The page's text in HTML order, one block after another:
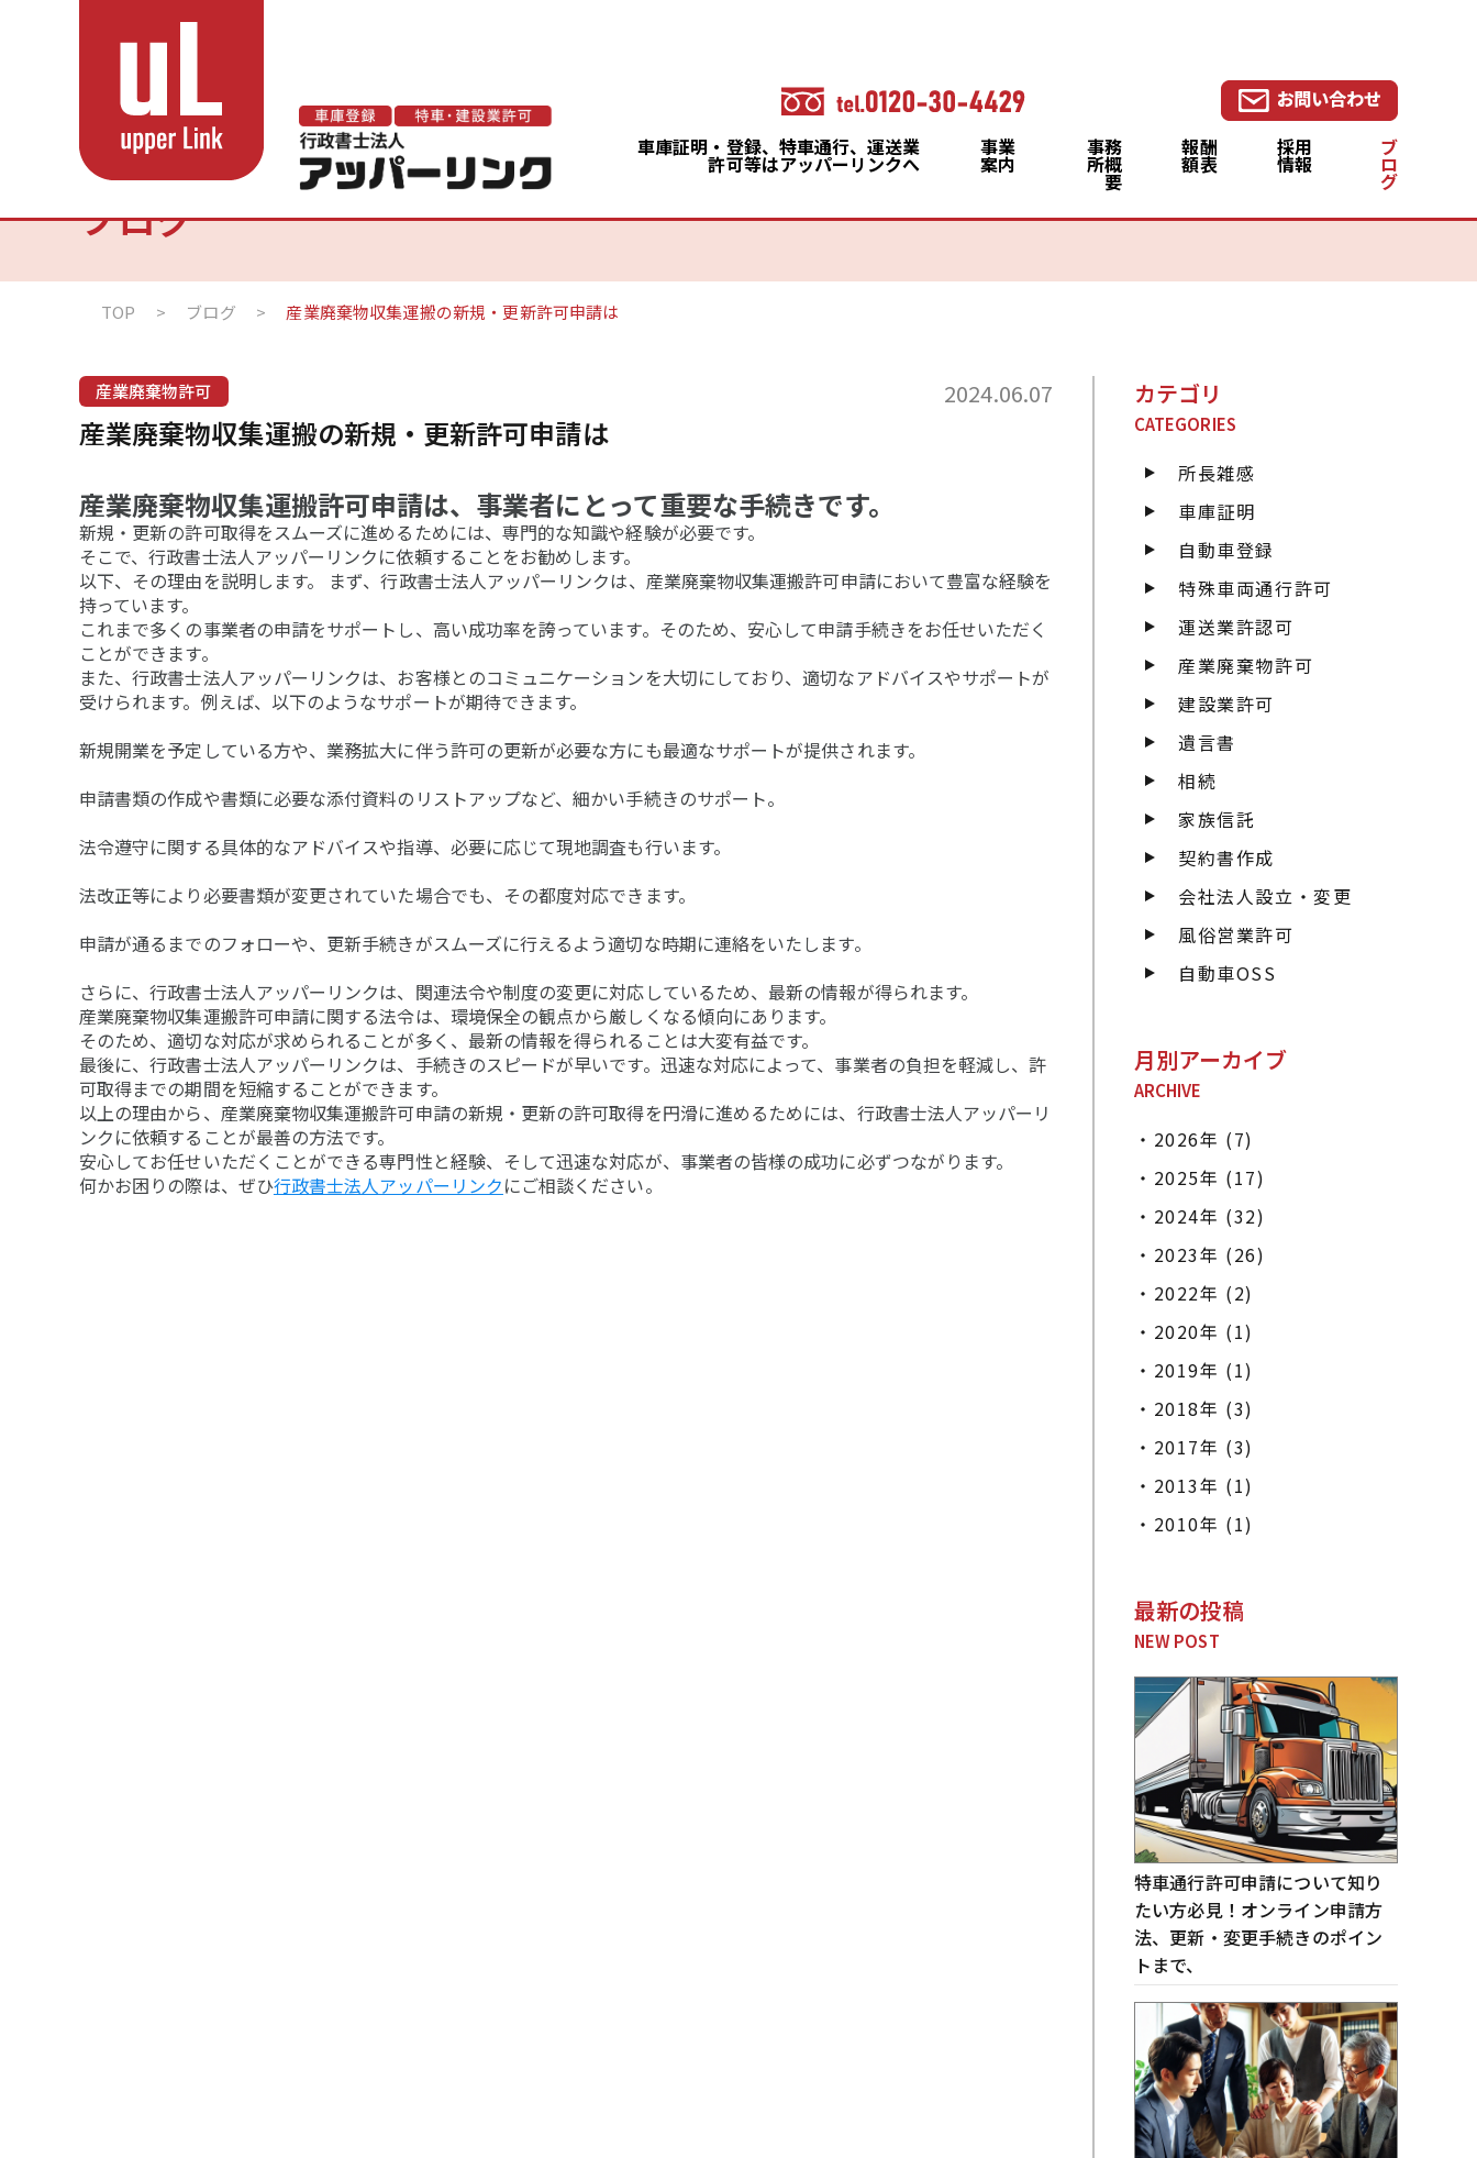
車庫証明・登録、特車通行、運送業
許可等はアッパーリンクへ
事業
案内
事務
所概
要
報酬
額表
採用
情報
ブ
ロ
グ
ブログ
TOP > ブログ > 産業廃棄物収集運搬の新規・更新許可申請は
産業廃棄物許可 2024.06.07
産業廃棄物収集運搬の新規・更新許可申請は
産業廃棄物収集運搬許可申請は、事業者にとって重要な手続きです。
新規・更新の許可取得をスムーズに進めるためには、専門的な知識や経験が必要です。
そこで、行政書士法人アッパーリンクに依頼することをお勧めします。
以下、その理由を説明します。 まず、行政書士法人アッパーリンクは、産業廃棄物収集運搬許可申請において豊富な経験を
持っています。
これまで多くの事業者の申請をサポートし、高い成功率を誇っています。そのため、安心して申請手続きをお任せいただく
ことができます。
また、行政書士法人アッパーリンクは、お客様とのコミュニケーションを大切にしており、適切なアドバイスやサポートが
受けられます。例えば、以下のようなサポートが期待できます。
新規開業を予定している方や、業務拡大に伴う許可の更新が必要な方にも最適なサポートが提供されます。
申請書類の作成や書類に必要な添付資料のリストアップなど、細かい手続きのサポート。
法令遵守に関する具体的なアドバイスや指導、必要に応じて現地調査も行います。
法改正等により必要書類が変更されていた場合でも、その都度対応できます。
申請が通るまでのフォローや、更新手続きがスムーズに行えるよう適切な時期に連絡をいたします。
さらに、行政書士法人アッパーリンクは、関連法令や制度の変更に対応しているため、最新の情報が得られます。
産業廃棄物収集運搬許可申請に関する法令は、環境保全の観点から厳しくなる傾向にあります。
そのため、適切な対応が求められることが多く、最新の情報を得られることは大変有益です。
最後に、行政書士法人アッパーリンクは、手続きのスピードが早いです。迅速な対応によって、事業者の負担を軽減し、許
可取得までの期間を短縮することができます。
以上の理由から、産業廃棄物収集運搬許可申請の新規・更新の許可取得を円滑に進めるためには、行政書士法人アッパーリ
ンクに依頼することが最善の方法です。
安心してお任せいただくことができる専門性と経験、そして迅速な対応が、事業者の皆様の成功に必ずつながります。
何かお困りの際は、ぜひ行政書士法人アッパーリンクにご相談ください。
カテゴリ
CATEGORIES
所長雑感
車庫証明
自動車登録
特殊車両通行許可
運送業許認可
産業廃棄物許可
建設業許可
遺言書
相続
家族信託
契約書作成
会社法人設立・変更
風俗営業許可
自動車OSS
月別アーカイブ
ARCHIVE
2026年 (7)
2025年 (17)
2024年 (32)
2023年 (26)
2022年 (2)
2020年 (1)
2019年 (1)
2018年 (3)
2017年 (3)
2013年 (1)
2010年 (1)
最新の投稿
NEW POST
特車通行許可申請について知り
たい方必見！オンライン申請方
法、更新・変更手続きのポイン
トまで、